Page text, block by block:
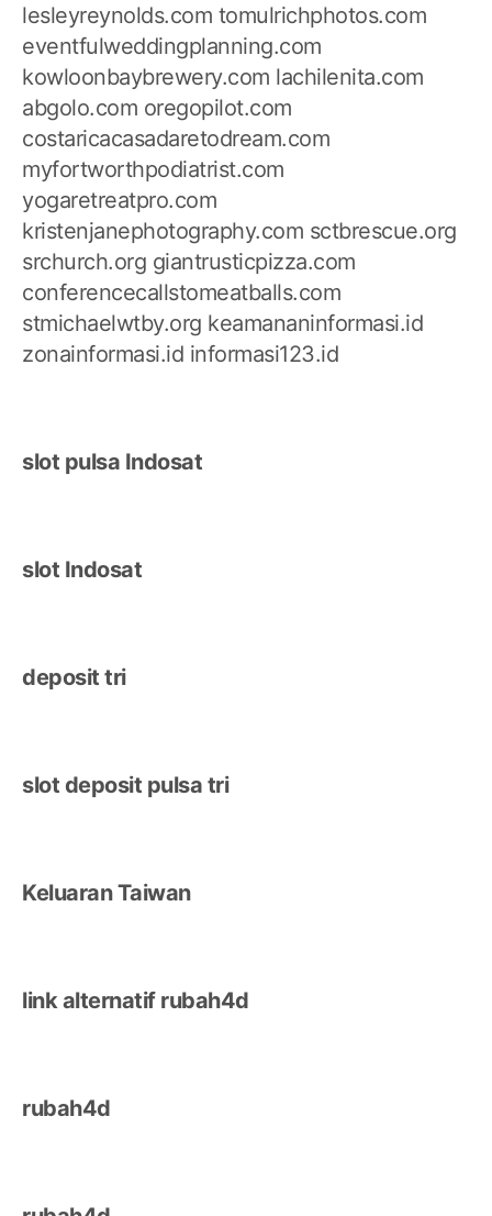
lesleyreynolds.com tomulrichphotos.com
eventfulweddingplanning.com
kowloonbaybrewery.com lachilenita.com
abgolo.com oregopilot.com
costaricacasadaretodream.com
myfortworthpodiatrist.com
yogaretreatpro.com
kristenjanephotography.com sctbrescue.org
srchurch.org giantrusticpizza.com
conferencecallstomeatballs.com
stmichaelwtby.org keamananinformasi.id
zonainformasi.id informasi123.id
slot pulsa Indosat
slot Indosat
deposit tri
slot deposit pulsa tri
Keluaran Taiwan
link alternatif rubah4d
rubah4d